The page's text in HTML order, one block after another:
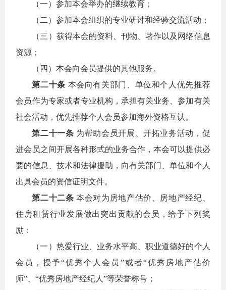
（一）参加本会举办的继续教育；
（二）参加本会组织的专业研讨和经验交流活动；
（三）获得本会的资料、刊物、著作以及网络信息
资源；
（四）本会向会员提供的其他服务。
第二十条 本会向有关部门、单位和个人优先推荐
会员作为专家或者专业机构，承担有关业务、参加有关
社会活动，优先推荐个人会员参加海外资格互认。
第二十一条 为帮助会员开展、开拓业务活动，促
进会员之间开展各种形式的业务合作，本会可以提供必
要的信息、技术和法律援助，向有关部门、单位和个人
出具会员的资信证明文件。
第二十二条 本会对为房地产估价、房地产经纪、
住房租赁行业发展做出突出贡献的会员，给予下列奖
励：
（一）热爱行业、业务水平高、职业道德好的个人
会员，授予“优秀个人会员”或者“优秀房地产估价
师”、“优秀房地产经纪人”等荣誉称号；